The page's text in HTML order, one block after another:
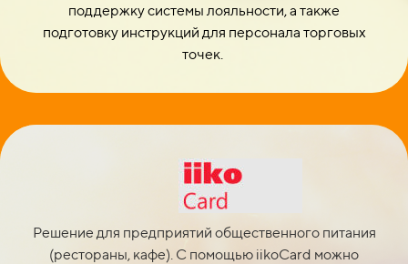
поддержку системы лояльности, а также
подготовку инструкций для персонала торговых
точек.
Решение для предприятий общественного питания
(рестораны, кафе). С помощью iikoCard можно